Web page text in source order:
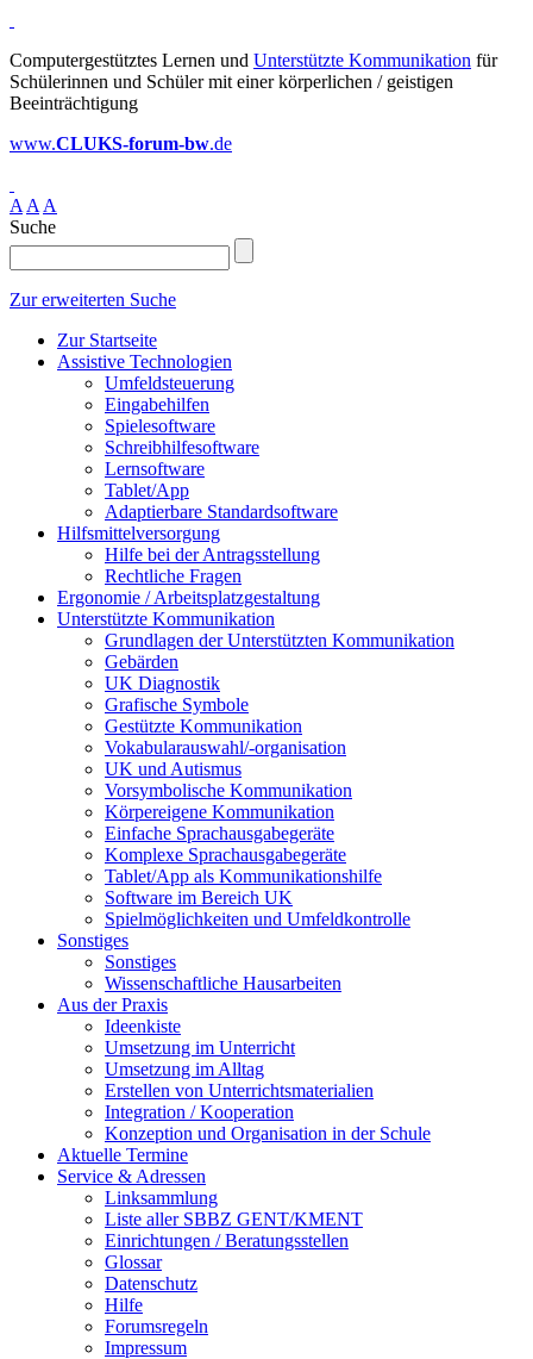
Computergestütztes Lernen und Unterstützte Kommunikation für
Schülerinnen und Schüler mit einer körperlichen / geistigen
Beeinträchtigung
www.CLUKS-forum-bw.de
A A A
Suche
Zur erweiterten Suche
Zur Startseite
Assistive Technologien
Umfeldsteuerung
Eingabehilfen
Spielesoftware
Schreibhilfesoftware
Lernsoftware
Tablet/App
Adaptierbare Standardsoftware
Hilfsmittelversorgung
Hilfe bei der Antragsstellung
Rechtliche Fragen
Ergonomie / Arbeitsplatzgestaltung
Unterstützte Kommunikation
Grundlagen der Unterstützten Kommunikation
Gebärden
UK Diagnostik
Grafische Symbole
Gestützte Kommunikation
Vokabularauswahl/-organisation
UK und Autismus
Vorsymbolische Kommunikation
Körpereigene Kommunikation
Einfache Sprachausgabegeräte
Komplexe Sprachausgabegeräte
Tablet/App als Kommunikationshilfe
Software im Bereich UK
Spielmöglichkeiten und Umfeldkontrolle
Sonstiges
Sonstiges
Wissenschaftliche Hausarbeiten
Aus der Praxis
Ideenkiste
Umsetzung im Unterricht
Umsetzung im Alltag
Erstellen von Unterrichtsmaterialien
Integration / Kooperation
Konzeption und Organisation in der Schule
Aktuelle Termine
Service & Adressen
Linksammlung
Liste aller SBBZ GENT/KMENT
Einrichtungen / Beratungsstellen
Glossar
Datenschutz
Hilfe
Forumsregeln
Impressum